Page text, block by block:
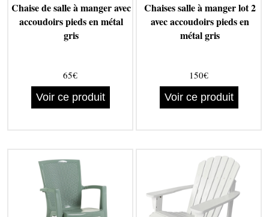
Chaise de salle à manger avec
accoudoirs pieds en métal
gris
65€
Voir ce produit
Chaises salle à manger lot 2
avec accoudoirs pieds en
métal gris
150€
Voir ce produit